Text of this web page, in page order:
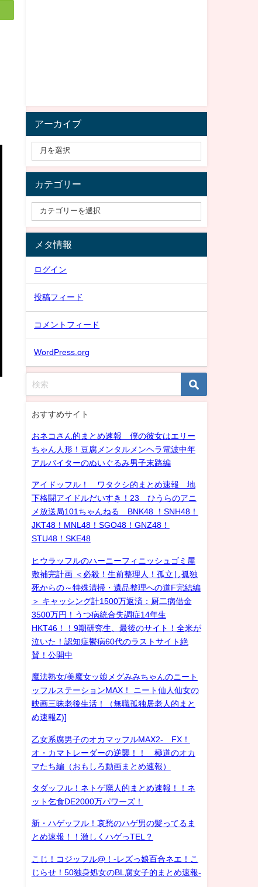
アーカイブ
カテゴリー
メタ情報
ログイン
投稿フィード
コメントフィード
WordPress.org
おすすめサイト
おネコさん的まとめ速報 僕の彼女はエリー
ちゃん人形！豆腐メンタルメンヘラ電波中年
アルバイターのぬいぐるみ男子末路編
アイドッフル！ ワタクシ的まとめ速報 地
下格闘アイドルだいすき！23 ひうらのアニ
メ放送局101ちゃんねる BNK48 ！SNH48！
JKT48！MNL48！SGO48！GNZ48！
STU48！SKE48
ヒウラッフルのハーニーフィニッシュゴミ屋
敷補完計画 ＜必殺！生前整理人！孤立し孤独
死からの～特殊清掃・遺品整理への道F完結編
＞ キャッシング計1500万返済：厨二病借金
3500万円！うつ病統合失調症14年生
HKT46！！9期研究生、最後のサイト！全米が
泣いた！認知症鬱病60代のラストサイト絶
賛！公開中
魔法熟女/美魔女ッ娘メグみみちゃんのニート
ッフルステーションMAX！ ニート仙人仙女の
映画三昧老後生活！（無職孤独居老人的まと
め速報Z)]
乙女系腐男子のオカマッフルMAX2- FX！
オ・カマトレーダーの逆襲！！ 極道のオカ
マたち編（おもしろ動画まとめ速報）
タダッフル！ネトゲ廃人的まとめ速報！！ネ
ット乞食DE2000万パワーズ！
新・ハゲッフル！哀愁のハゲ男の髪ってるま
とめ速報！！激しくハゲっTEL？
こじ！コジッフル@！-レズっ娘百合ネエ！こ
じらせ！50独身処女のBL腐女子的まとめ速報-